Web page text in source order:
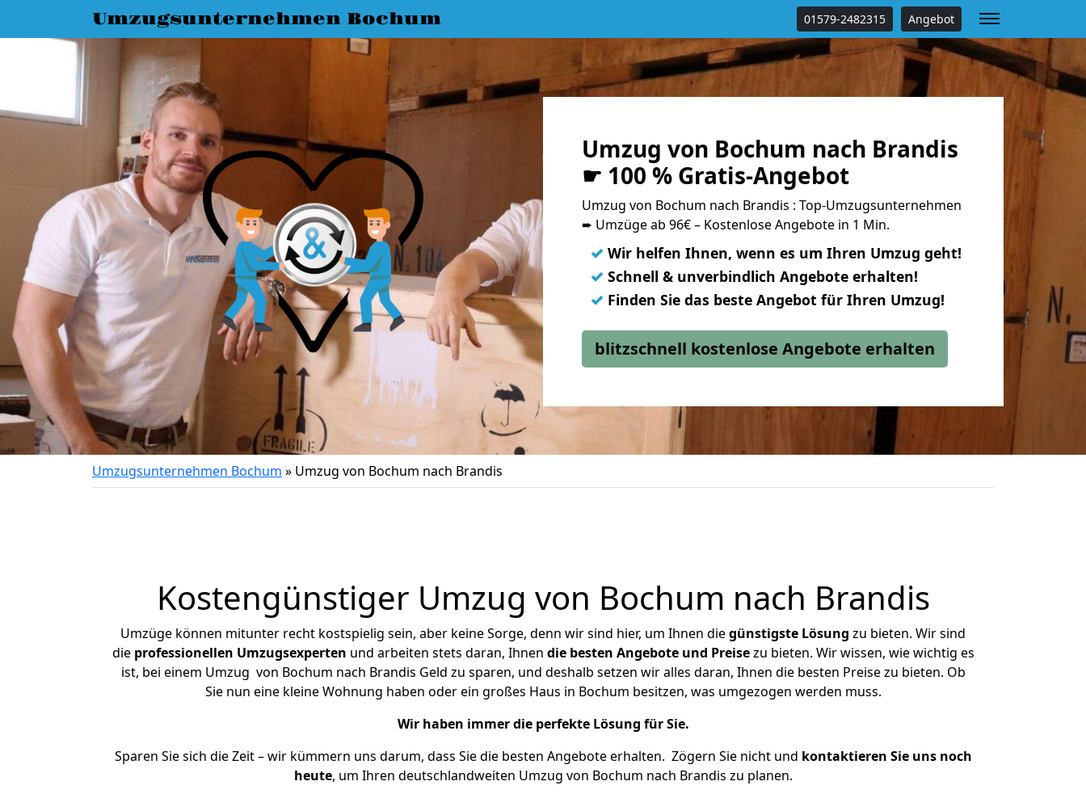
Umzugsunternehmen Bochum 01579-2482315 Angebot
Umzug von Bochum nach Brandis
☛ 100 % Gratis-Angebot
Umzug von Bochum nach Brandis : Top-Umzugsunternehmen
➨ Umzüge ab 96€ – Kostenlose Angebote in 1 Min.
✓ Wir helfen Ihnen, wenn es um Ihren Umzug geht!
✓ Schnell & unverbindlich Angebote erhalten!
✓ Finden Sie das beste Angebot für Ihren Umzug!
blitzschnell kostenlose Angebote erhalten
Umzugsunternehmen Bochum » Umzug von Bochum nach Brandis
Kostengünstiger Umzug von Bochum nach Brandis
Umzüge können mitunter recht kostspielig sein, aber keine Sorge, denn wir sind hier, um Ihnen diegünstigste Lösung zu bieten. Wir sind
die professionellen Umzugsexperten und arbeiten stets daran, Ihnen die besten Angebote und Preisezu bieten. Wir wissen, wie wichtig es
ist, bei einem Umzug von Bochum nach Brandis Geld zu sparen, und deshalb setzen wir alles daran, Ihnen die besten Preise zu bieten. Ob
Sie nun eine kleine Wohnung haben oder ein großes Haus in Bochum besitzen, was umgezogen werden muss.
Wir haben immer die perfekte Lösung für Sie.
Sparen Sie sich die Zeit – wir kümmern uns darum, dass Sie die besten Angebote erhalten. Zögern Sie nicht und kontaktieren Sie uns noch
heute, um Ihren deutschlandweiten Umzug von Bochum nach Brandis zu planen.